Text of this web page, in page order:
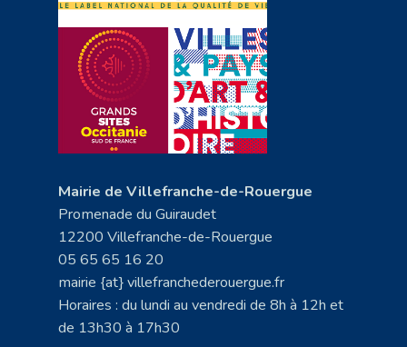
Mairie de Villefranche-de-Rouergue
Promenade du Guiraudet
12200 Villefranche-de-Rouergue
05 65 65 16 20
mairie {at} villefranchederouergue.fr
Horaires : du lundi au vendredi de 8h à 12h et
de 13h30 à 17h30